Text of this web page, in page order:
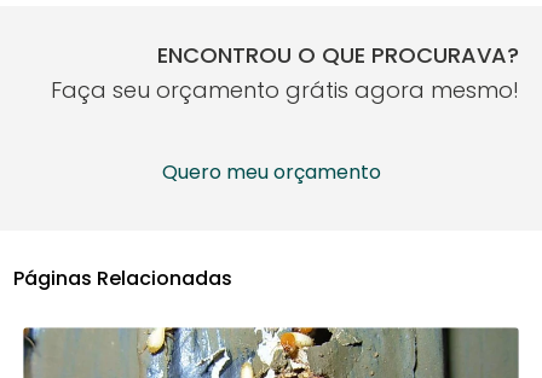
ENCONTROU O QUE PROCURAVA?
Faça seu orçamento grátis agora mesmo!
Quero meu orçamento
Páginas Relacionadas